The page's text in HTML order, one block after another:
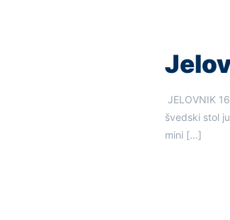
JELOVNIK
švedski stol
mini[…]